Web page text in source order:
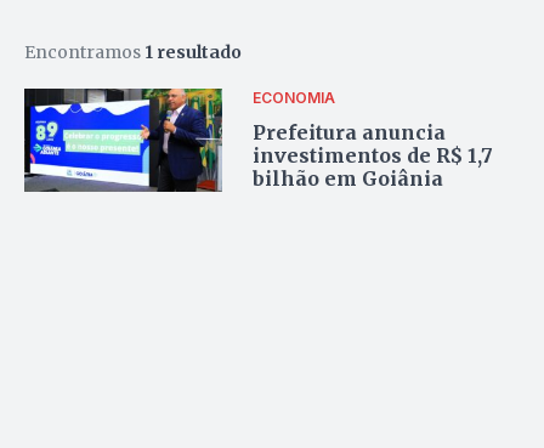
Encontramos 1 resultado
ECONOMIA
Prefeitura anuncia
investimentos de R$ 1,7
bilhão em Goiânia